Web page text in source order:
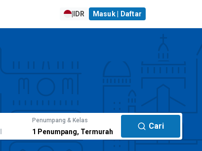
| IDR Masuk | Daftar
Penumpang & Kelas
1 Penumpang, Termurah
Cari